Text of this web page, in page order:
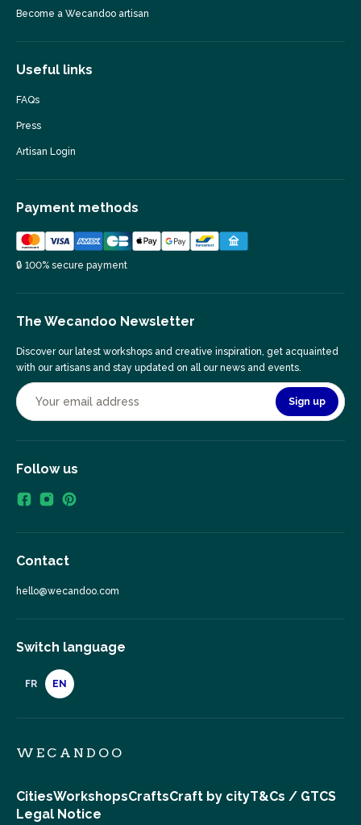
Become a Wecandoo artisan
Useful links
FAQs
Press
Artisan Login
Payment methods
🔒 100% secure payment
The Wecandoo Newsletter
Discover our latest workshops and creative inspiration, get acquainted
with our artisans and stay updated on all our news and events.
Sign up
Follow us
Contact
hello@wecandoo.com
Switch language
FR EN
WECANDOO
CitiesWorkshopsCraftsCraft by cityT&Cs / GTCS
Legal Notice